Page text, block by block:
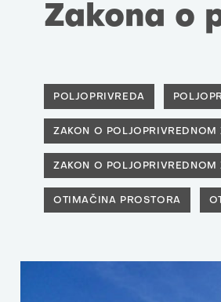
Zakona o
POLJOPRIVREDA
ZAKON O POLJOPRIVREDNOM
ZAKON O POLJOPRIVREDNOM
OTIMAČINA PROSTORA